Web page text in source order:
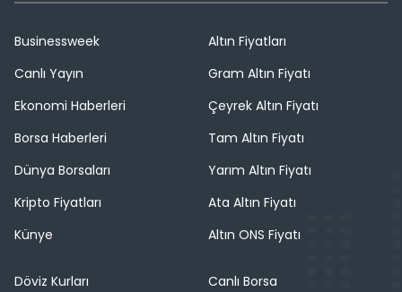
Businessweek
Canlı Yayın
Ekonomi Haberleri
Borsa Haberleri
Dünya Borsaları
Kripto Fiyatları
Künye
Altın Fiyatları
Gram Altın Fiyatı
Çeyrek Altın Fiyatı
Tam Altın Fiyatı
Yarım Altın Fiyatı
Ata Altın Fiyatı
Altın ONS Fiyatı
Döviz Kurları
Canlı Borsa